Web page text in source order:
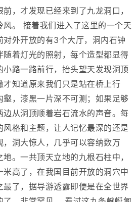
，才发现已经来到了九龙洞口，
风。 接着我们进入了这里的一个天
外开放的有3个大厅，洞内石钟
随着灯光的照射，每个造型都显得
路一路前行，抬头望天发现洞顶
才知道原来我们只是站在桥上行
壑，漆黑一片深不可测；如果足够
边从洞顶顺着岩石流水的声音。每
格和主题，让人记忆最深的还是
，洞大惊人，几乎可以容纳数万
。一共顶天立地的九根石柱中，
高了，在我国目前开放的洞穴中
了，据导游透露即便是在全世界